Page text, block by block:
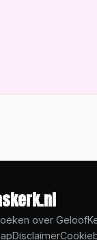
over Geloof
Disclaimer